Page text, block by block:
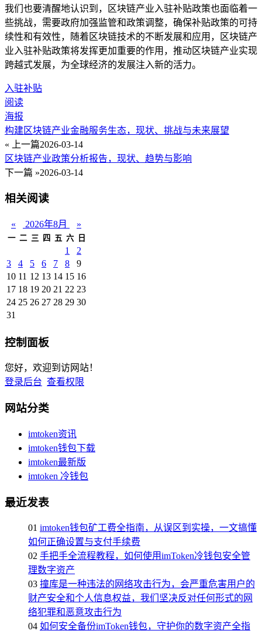
我们也要清醒地认识到，区块链产业入驻补贴政策也面临着一
些挑战，需要政府加强监管和政策调整，确保补贴政策的可持
续性和有效性，随着区块链技术的不断发展和应用，区块链产
业入驻补贴政策将发挥更加重要的作用，推动区块链产业实现
跨越式发展，为全球经济的发展注入新的活力。
入驻补贴
阅读
海报
构建区块链产业金融服务生态，现状、挑战与未来展望
« 上一篇2026-03-14
区块链产业政策分析报告，现状、趋势与影响
下一篇 »2026-03-14
相关阅读
« 2026年8月 »
一 二 三 四 五 六 日
1
2
3
4 5 6 7 8
9
10 11 12 13 14 15 16
17 18 19 20 21 22 23
24 25 26 27 28 29 30
31
控制面板
您好，欢迎到访网站！
登录后台 查看权限
网站分类
imtoken资讯
imtoken钱包下载
imtoken最新版
imtoken 冷钱包
最近发表
01 imtoken钱包矿工费全指南，从误区到实操，一文搞懂
如何正确设置与支付手续费
02 手把手全流程教程，如何使用imToken冷钱包安全管
理数字资产
03 撞库是一种违法的网络攻击行为，会严重危害用户的
财产安全和个人信息权益，我们坚决反对任何形式的网
络犯罪和恶意攻击行为
04 如何安全备份imToken钱包，守护你的数字资产全指